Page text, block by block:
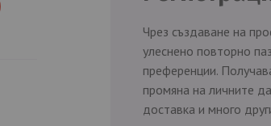
Чрез създаване на
улеснено повторно
преференции.
промяна на личните
доставка и много